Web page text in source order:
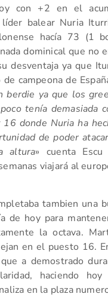
con +2 en el
balear Nuria
hacía 73 (1
dominical que no
desventaja ya que
campeona de
berdie ya que los
tenía demasiada
donde Nuria ha
de poder
altura» cuenta
viajará al
tambien una
de hoy para
la octava.
en el puesto 16.
a demostrado
haciendo
en la plaza